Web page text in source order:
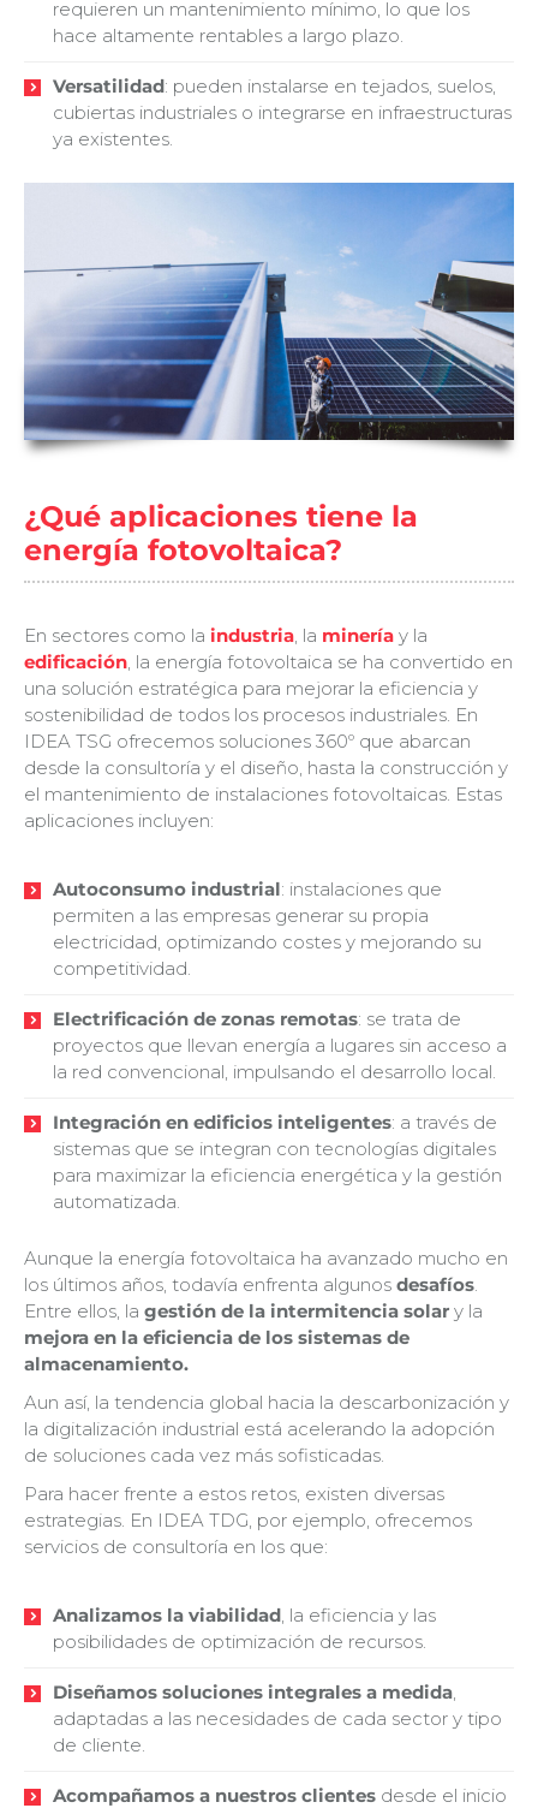
requieren un mantenimiento mínimo, lo que los
hace altamente rentables a largo plazo.
Versatilidad: pueden instalarse en tejados, suelos,
cubiertas industriales o integrarse en infraestructuras
ya existentes.
¿Qué aplicaciones tiene la
energía fotovoltaica?
En sectores como la industria, la minería y la
edificación, la energía fotovoltaica se ha convertido en
una solución estratégica para mejorar la eficiencia y
sostenibilidad de todos los procesos industriales. En
IDEA TSG ofrecemos soluciones 360º que abarcan
desde la consultoría y el diseño, hasta la construcción y
el mantenimiento de instalaciones fotovoltaicas. Estas
aplicaciones incluyen:
Autoconsumo industrial: instalaciones que
permiten a las empresas generar su propia
electricidad, optimizando costes y mejorando su
competitividad.
Electrificación de zonas remotas: se trata de
proyectos que llevan energía a lugares sin acceso a
la red convencional, impulsando el desarrollo local.
Integración en edificios inteligentes: a través de
sistemas que se integran con tecnologías digitales
para maximizar la eficiencia energética y la gestión
automatizada.
Aunque la energía fotovoltaica ha avanzado mucho en
los últimos años, todavía enfrenta algunos desafíos.
Entre ellos, la gestión de la intermitencia solar y la
mejora en la eficiencia de los sistemas de
almacenamiento.
Aun así, la tendencia global hacia la descarbonización y
la digitalización industrial está acelerando la adopción
de soluciones cada vez más sofisticadas.
Para hacer frente a estos retos, existen diversas
estrategias. En IDEA TDG, por ejemplo, ofrecemos
servicios de consultoría en los que:
Analizamos la viabilidad, la eficiencia y las
posibilidades de optimización de recursos.
Diseñamos soluciones integrales a medida,
adaptadas a las necesidades de cada sector y tipo
de cliente.
Acompañamos a nuestros clientes desde el inicio